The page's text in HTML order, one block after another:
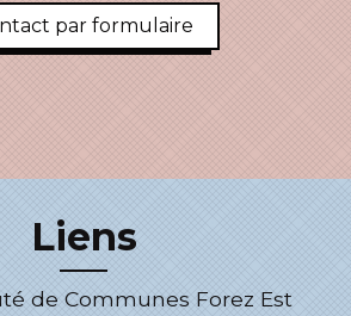
par formulaire
Liens
de Communes Forez Est